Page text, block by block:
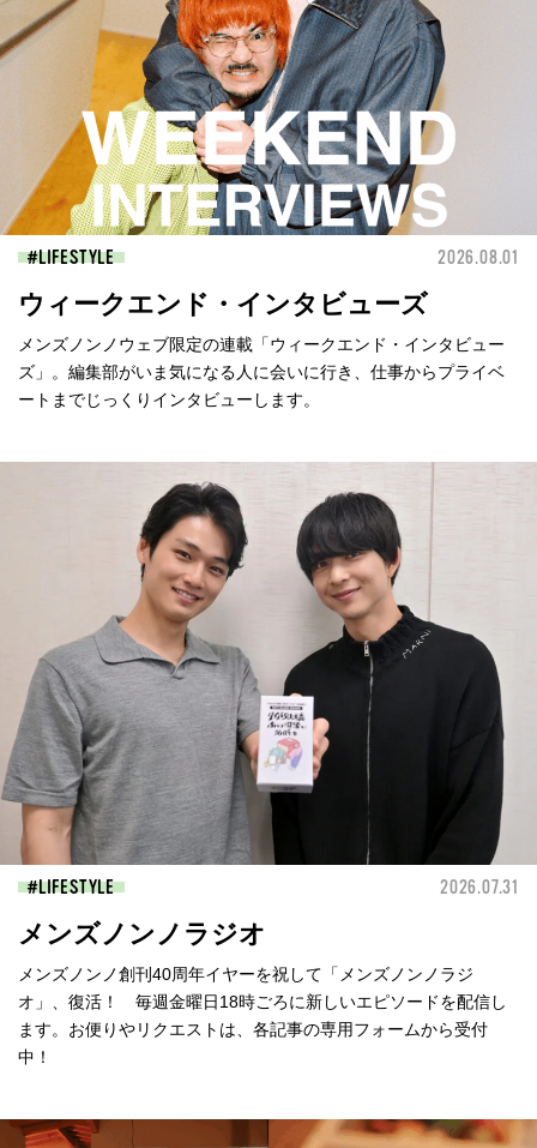
LIFESTYLE 2026.08.01
ウィークエンド・インタビューズ
メンズノンノウェブ限定の連載「ウィークエンド・インタビュー
ズ」。編集部がいま気になる人に会いに行き、仕事からプライベ
ートまでじっくりインタビューします。
LIFESTYLE 2026.07.31
メンズノンノラジオ
メンズノンノ創刊40周年イヤーを祝して「メンズノンノラジ
オ」、復活！ 毎週金曜日18時ごろに新しいエピソードを配信し
ます。お便りやリクエストは、各記事の専用フォームから受付
中！